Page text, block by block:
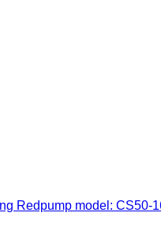
Redpump model: CS50-